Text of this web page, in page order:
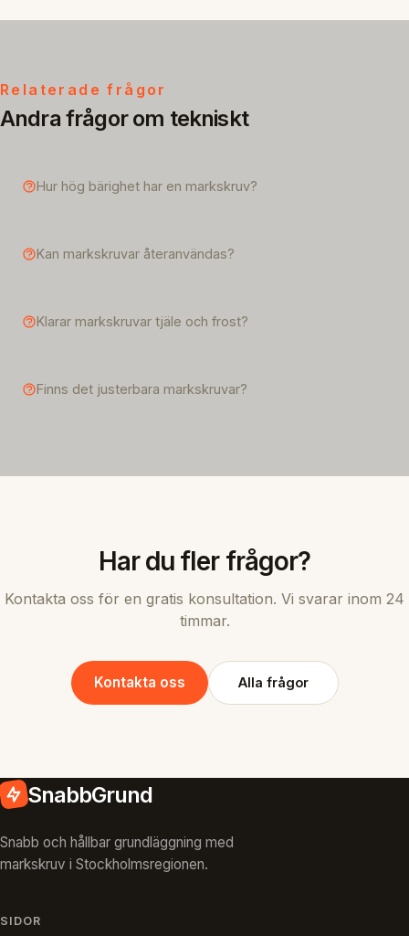
Relaterade frågor
Andra frågor om tekniskt
Hur hög bärighet har en markskruv?
Kan markskruvar återanvändas?
Klarar markskruvar tjäle och frost?
Finns det justerbara markskruvar?
Har du fler frågor?
Kontakta oss för en gratis konsultation. Vi svarar inom 24
timmar.
Kontakta oss Alla frågor
SnabbGrund
Snabb och hållbar grundläggning med
markskruv i Stockholmsregionen.
SIDOR